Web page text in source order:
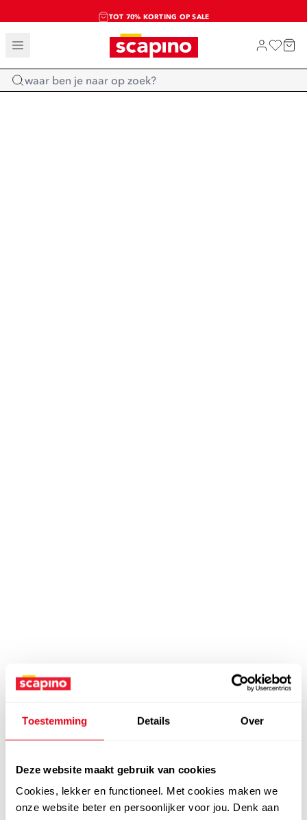
Toestemming Details Over
Deze website maakt gebruik van cookies
Cookies, lekker en functioneel. Met cookies maken we
onze website beter en persoonlijker voor jou. Denk aan
SALE: LAATSTE KANS!
SHOP NIEUW
Home